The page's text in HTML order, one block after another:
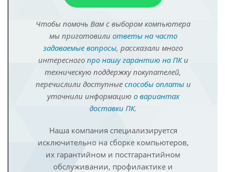
Чтобы помочь Вам с выбором компьютера
мы приготовили ответы на часто
задаваемые вопросы, рассказали много
интересного про нашу гарантию на ПКи
техническую поддержку покупателей,
перечислили доступные способы оплатыи
уточнили информацию о вариантах
доставки ПК.
Наша компания специализируется
исключительно на сборке компьютеров,
их гарантийном и постгарантийном
обслуживании, профилактике и